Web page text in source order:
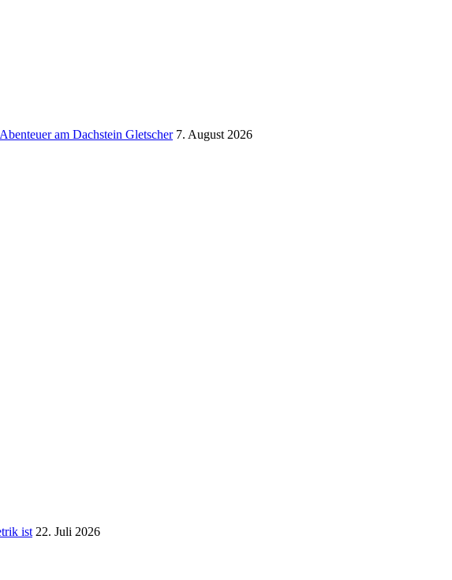
am Dach­stein Glet­scher 7. August 2026
ist 22. Juli 2026